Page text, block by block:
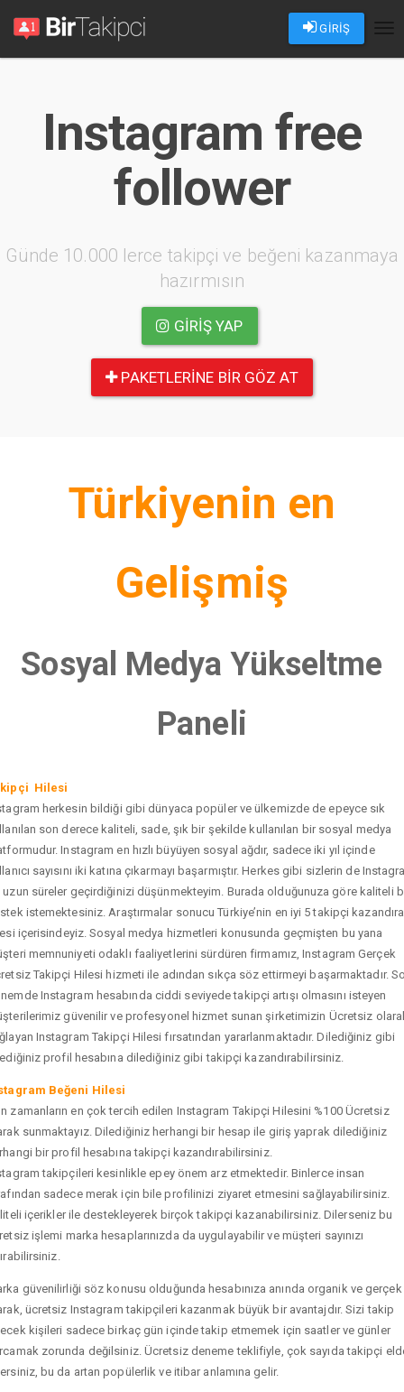
GİRİŞ
Instagram free
follower
Günde 10.000 lerce takipçi ve beğeni kazanmaya
hazırmısın
GIRIŞ YAP
PAKETLERINE BIR GÖZ AT
Türkiyenin en
Gelişmiş
Sosyal Medya Yükseltme
Paneli
Hilesi
herkesin bildiği gibi dünyaca popüler ve ülkemizde de epeyce sık
son derece kaliteli, sade, şık bir şekilde kullanılan bir sosyal medya
Instagram en hızlı büyüyen sosyal ağdır, sadece iki yıl içinde
sayısını iki katına çıkarmayı başarmıştır. Herkes gibi sizlerin de
uzun süreler geçirdiğinizi düşünmekteyim. Burada olduğunuza göre kaliteli
istemektesiniz. Araştırmalar sonucu Türkiye’nin en iyi 5 takipçi
içerisindeyiz. Sosyal medya hizmetleri konusunda geçmişten bu yana
memnuniyeti odaklı faaliyetlerini sürdüren firmamız, Instagram Gerçek
Takipçi Hilesi hizmeti ile adından sıkça söz ettirmeyi başarmaktadır.
Instagram hesabında ciddi seviyede takipçi artışı olmasını isteyen
güvenilir ve profesyonel hizmet sunan şirketimizin Ücretsiz
Instagram Takipçi Hilesi fırsatından yararlanmaktadır. Dilediğiniz gibi
profil hesabına dilediğiniz gibi takipçi kazandırabilirsiniz.
Beğeni Hilesi
zamanların en çok tercih edilen Instagram Takipçi Hilesini %100 Ücretsiz
sunmaktayız. Dilediğiniz herhangi bir hesap ile giriş yaprak dilediğiniz
bir profil hesabına takipçi kazandırabilirsiniz.
takipçileri kesinlikle epey önem arz etmektedir. Binlerce insan
sadece merak için bile profilinizi ziyaret etmesini sağlayabilirsiniz.
içerikler ile destekleyerek birçok takipçi kazanabilirsiniz. Dilerseniz bu
işlemi marka hesaplarınızda da uygulayabilir ve müşteri sayınızı
güvenilirliği söz konusu olduğunda hesabınıza anında organik ve gerçek
ücretsiz Instagram takipçileri kazanmak büyük bir avantajdır. Sizi takip
kişileri sadece birkaç gün içinde takip etmemek için saatler ve günler
zorunda değilsiniz. Ücretsiz deneme teklifiyle, çok sayıda takipçi
bu da artan popülerlik ve itibar anlamına gelir.